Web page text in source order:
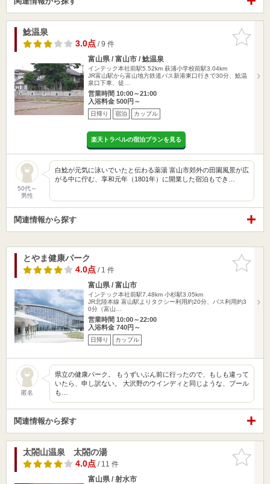
お気に入
りに追加
鯰温泉
3.0点/ 9 件
富山県 / 富山市 / 鯰温泉
インテック本社前駅5.52km 萩浦小学校前駅3.04km
JR富山駅から富山地方鉄道バス新港東口行きで30分、鯰温
泉口下車、徒…
営業時間 10:00～21:00
入浴料金 500円～
日帰り 宿泊 カップル
楽天トラベルの宿泊プランを見る
50代～
男性
白鯰が元気に泳いでいたと伝わる薬湯 富山市郊外の田園風景が広
がる中に佇む、享和元年（1801年）に開業した宿泊もでき…
関連情報から探す
お気に入
りに追加
とやま健康パーク
4.0点/ 1 件
富山県 / 富山市
インテック本社前駅7.48km 小杉駅3.05km
JR北陸本線 富山駅よりタクシー利用約20分、バス利用約3
0分（富山…
営業時間 10:00～22:00
入浴料金 740円～
日帰り カップル
匿名
県立の健康パーク。 もうずいぶん前に行ったので、もしも違って
いたら、申し訳ない。 大沢野のウインディと同じような、プール
も…
関連情報から探す
お気に入
りに追加
太閤山温泉 太閤の湯
4.0点/ 11 件
富山県 / 射水市